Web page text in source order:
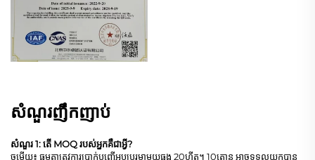
សំណួរញឹកញាប់
សំណួរ 1: តើ MOQ របស់អ្នកគឺជាអ្វី?
ចម្លើយ៖ ធម្មតាត្រូវការប្រាក់បញ្ញើអប្បបរមាមួយធុង 20ហ្វីត។ 10តោន អាចទទួលយកបាន